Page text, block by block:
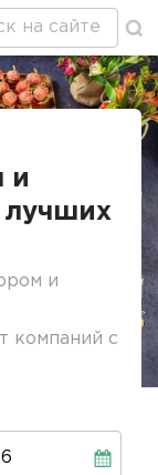
и
лучших
и
компаний с